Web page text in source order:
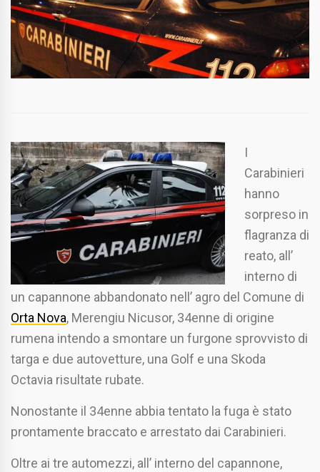
I
Carabinieri
hanno
sorpreso in
flagranza di
reato, all’
interno di
un capannone abbandonato nell’ agro del Comune di
Orta Nova, Merengiu Nicusor, 34enne di origine
rumena intendo a smontare un furgone sprovvisto di
targa e due autovetture, una Golf e una Skoda
Octavia risultate rubate.
Nonostante il 34enne abbia tentato la fuga è stato
prontamente braccato e arrestato dai Carabinieri.
Oltre ai tre automezzi, all’ interno del capannone,